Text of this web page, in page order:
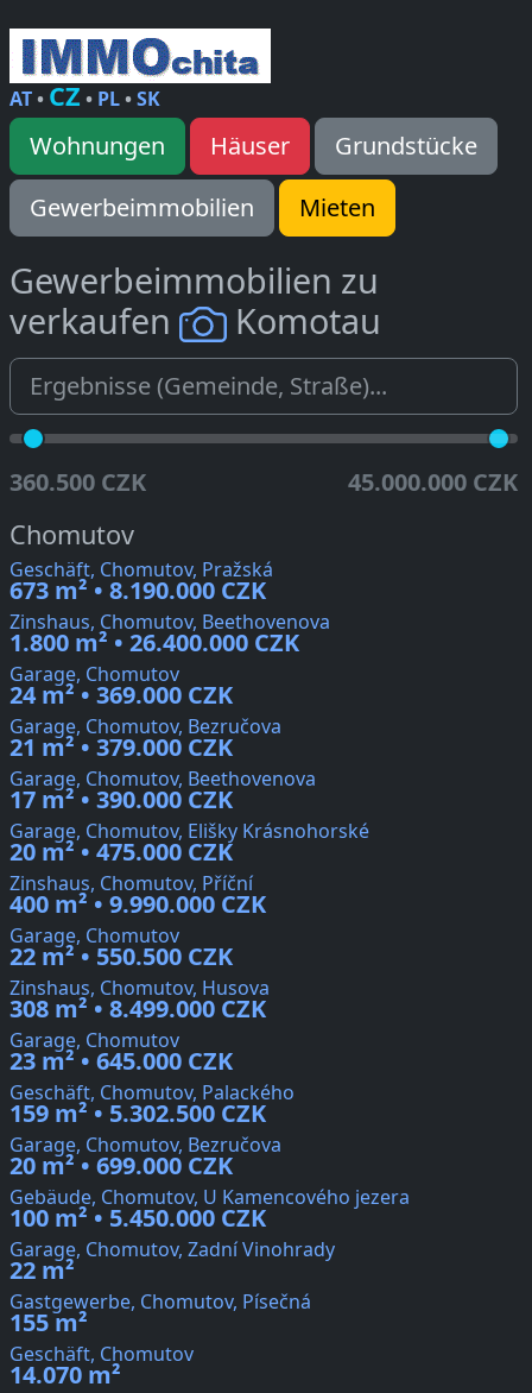
AT• CZ • PL•SK
Wohnungen Häuser
Grundstücke
Gewerbeimmobilien
Mieten
Gewerbeimmobilien zu
verkaufen
Komotau
360.500 CZK 45.000.000 CZK
Chomutov
Geschäft, Chomutov, Pražská
673 m² • 8.190.000 CZK
Zinshaus, Chomutov, Beethovenova
1.800 m² • 26.400.000 CZK
Garage, Chomutov
24 m² • 369.000 CZK
Garage, Chomutov, Bezručova
21 m² • 379.000 CZK
Garage, Chomutov, Beethovenova
17 m² • 390.000 CZK
Garage, Chomutov, Elišky Krásnohorské
20 m² • 475.000 CZK
Zinshaus, Chomutov, Příční
400 m² • 9.990.000 CZK
Garage, Chomutov
22 m² • 550.500 CZK
Zinshaus, Chomutov, Husova
308 m² • 8.499.000 CZK
Garage, Chomutov
23 m² • 645.000 CZK
Geschäft, Chomutov, Palackého
159 m² • 5.302.500 CZK
Garage, Chomutov, Bezručova
20 m² • 699.000 CZK
Gebäude, Chomutov, U Kamencového jezera
100 m² • 5.450.000 CZK
Garage, Chomutov, Zadní Vinohrady
22 m²
Gastgewerbe, Chomutov, Písečná
155 m²
Geschäft, Chomutov
14.070 m²